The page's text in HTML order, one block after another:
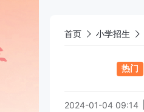
首页 小学招生
热门
2024-01-04 09:14